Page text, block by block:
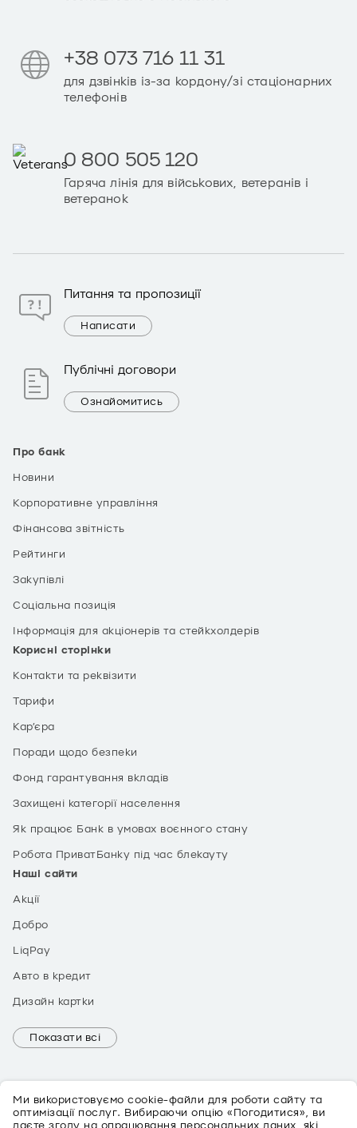
Ми використовуємо cookie-файли для роботи сайту та
оптимізації послуг. Вибираючи опцію «Погодитися», ви
Про банк
Новини
Корпоративне управління
Фінансова звітність
Рейтинги
Закупівлі
Соціальна позиція
Інформація для акціонерів та стейкхолдерів
Корисні сторінки
Контакти та реквізити
Тарифи
Кар’єра
Поради щодо безпеки
Фонд гарантування вкладів
Захищені категорії населення
Як працює Банк в умовах воєнного стану
Робота ПриватБанку під час блекауту
Наші сайти
Акції
Добро
LiqPay
Авто в кредит
Дизайн картки
Показати всі
+38 073 716 11 31
для дзвінків із-за кордону/зі стаціонарних
телефонів
0 800 505 120
Гаряча лінія для військових, ветеранів і
ветеранок
Питання та пропозиції
Написати
Публічні договори
Ознайомитись